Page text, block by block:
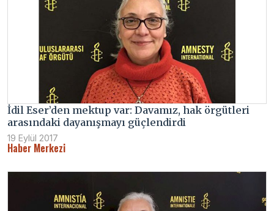
İdil Eser’den mektup var: Davamız, hak örgütleri
arasındaki dayanışmayı güçlendirdi
19 Eylül 2017
Haber Merkezi